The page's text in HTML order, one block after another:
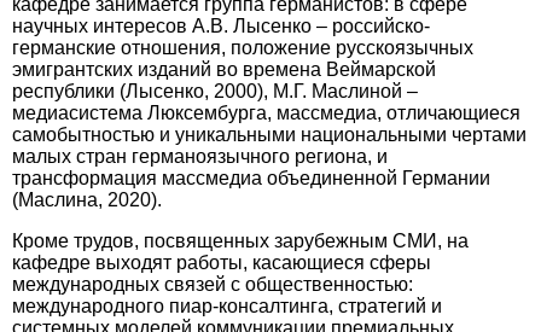
кафедре занимается группа германистов: в сфере
научных интересов А.В. Лысенко – российско-
германские отношения, положение русскоязычных
эмигрантских изданий во времена Веймарской
республики (Лысенко, 2000), М.Г. Маслиной –
медиасистема Люксембурга, массмедиа, отличающиеся
самобытностью и уникальными национальными чертами
малых стран германоязычного региона, и
трансформация массмедиа объединенной Германии
(Маслина, 2020).
Кроме трудов, посвященных зарубежным СМИ, на
кафедре выходят работы, касающиеся сферы
международных связей с общественностью:
международного пиар-консалтинга, стратегий и
системных моделей коммуникации премиальных